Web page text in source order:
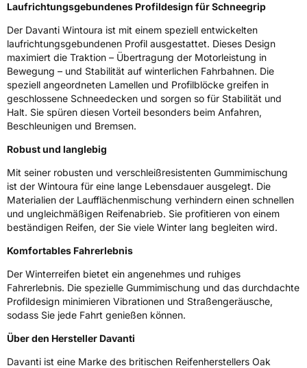
ZustandNeureifen
M+SJa
EU Label
EffizienzD
NasshaftungC
Rollgeräusch (Klasse)B
Rollgeräusch (dB)71
3PMSF / Schneeflockensymbol / Alpine-SymbolJa
EisgripNein
525237
Laufrichtungsgebundenes Profildesign für Schneegrip
Der Davanti Wintoura ist mit einem speziell entwickelten
laufrichtungsgebundenen Profil ausgestattet. Dieses Design
maximiert die Traktion – Übertragung der Motorleistung in
Bewegung – und Stabilität auf winterlichen Fahrbahnen. Die
speziell angeordneten Lamellen und Profilblöcke greifen in
geschlossene Schneedecken und sorgen so für Stabilität und
Halt. Sie spüren diesen Vorteil besonders beim Anfahren,
Beschleunigen und Bremsen.
Robust und langlebig
Mit seiner robusten und verschleißresistenten Gummimischung
ist der Wintoura für eine lange Lebensdauer ausgelegt. Die
Materialien der Laufflächenmischung verhindern einen schnellen
und ungleichmäßigen Reifenabrieb. Sie profitieren von einem
beständigen Reifen, der Sie viele Winter lang begleiten wird.
Komfortables Fahrerlebnis
Der Winterreifen bietet ein angenehmes und ruhiges
Fahrerlebnis. Die spezielle Gummimischung und das durchdachte
Profildesign minimieren Vibrationen und Straßengeräusche,
sodass Sie jede Fahrt genießen können.
Über den Hersteller Davanti
Davanti ist eine Marke des britischen Reifenherstellers Oak